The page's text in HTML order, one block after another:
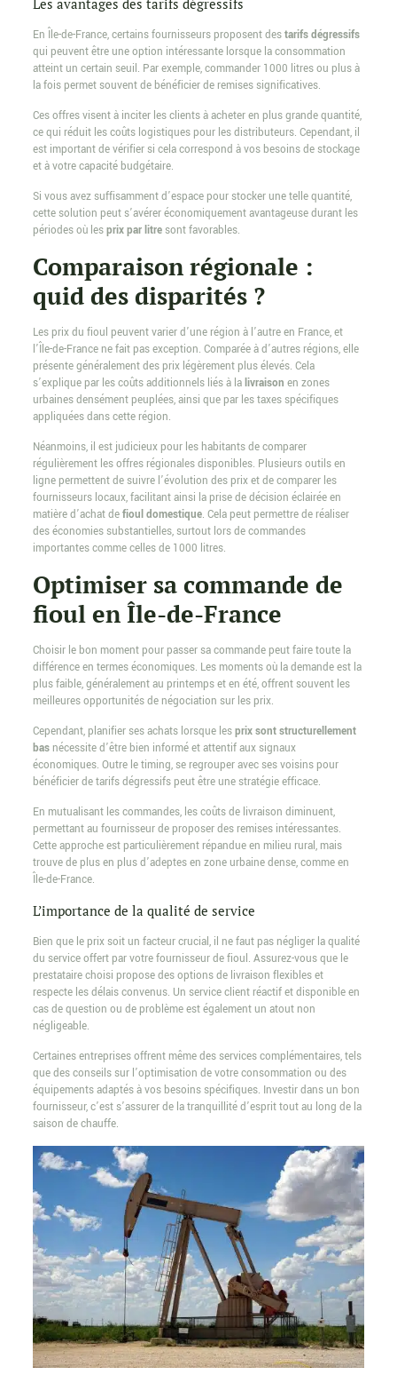
Les avantages des tarifs dégressifs
En Île-de-France, certains fournisseurs proposent destarifs dégressifs
qui peuvent être une option intéressante lorsque la consommation
atteint un certain seuil. Par exemple, commander 1000 litres ou plus à
la fois permet souvent de bénéficier de remises significatives.
Ces offres visent à inciter les clients à acheter en plus grande quantité,
ce qui réduit les coûts logistiques pour les distributeurs. Cependant, il
est important de vérifier si cela correspond à vos besoins de stockage
et à votre capacité budgétaire.
Si vous avez suffisamment d’espace pour stocker une telle quantité,
cette solution peut s’avérer économiquement avantageuse durant les
périodes où lesprix par litresont favorables.
Comparaison régionale :
quid des disparités ?
Les prix du fioul peuvent varier d’une région à l’autre en France, et
l’Île-de-France ne fait pas exception. Comparée à d’autres régions, elle
présente généralement des prix légèrement plus élevés. Cela
s’explique par les coûts additionnels liés à lalivraison en zones
urbaines densément peuplées, ainsi que par les taxes spécifiques
appliquées dans cette région.
Néanmoins, il est judicieux pour les habitants de comparer
régulièrement les offres régionales disponibles. Plusieurs outils en
ligne permettent de suivre l’évolution des prix et de comparer les
fournisseurs locaux, facilitant ainsi la prise de décision éclairée en
matière d’achat defioul domestique. Cela peut permettre de réaliser
des économies substantielles, surtout lors de commandes
importantes comme celles de 1000 litres.
Optimiser sa commande de
fioul en Île-de-France
Choisir le bon moment pour passer sa commande peut faire toute la
différence en termes économiques. Les moments où la demande est la
plus faible, généralement au printemps et en été, offrent souvent les
meilleures opportunités de négociation sur les prix.
Cependant, planifier ses achats lorsque lesprix sont structurellement
basnécessite d’être bien informé et attentif aux signaux
économiques. Outre le timing, se regrouper avec ses voisins pour
bénéficier de tarifs dégressifs peut être une stratégie efficace.
En mutualisant les commandes, les coûts de livraison diminuent,
permettant au fournisseur de proposer des remises intéressantes.
Cette approche est particulièrement répandue en milieu rural, mais
trouve de plus en plus d’adeptes en zone urbaine dense, comme en
Île-de-France.
L’importance de la qualité de service
Bien que le prix soit un facteur crucial, il ne faut pas négliger la qualité
du service offert par votre fournisseur de fioul. Assurez-vous que le
prestataire choisi propose des options de livraison flexibles et
respecte les délais convenus. Un service client réactif et disponible en
cas de question ou de problème est également un atout non
négligeable.
Certaines entreprises offrent même des services complémentaires, tels
que des conseils sur l’optimisation de votre consommation ou des
équipements adaptés à vos besoins spécifiques. Investir dans un bon
fournisseur, c’est s’assurer de la tranquillité d’esprit tout au long de la
saison de chauffe.